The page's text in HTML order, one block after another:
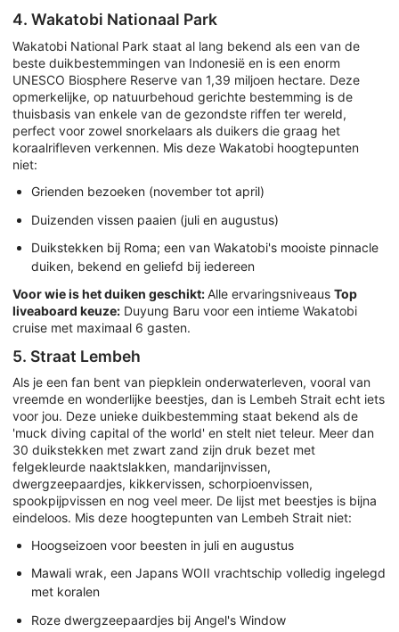
4. Wakatobi Nationaal Park
Wakatobi National Park staat al lang bekend als een van de
beste duikbestemmingen van Indonesië en is een enorm
UNESCO Biosphere Reserve van 1,39 miljoen hectare. Deze
opmerkelijke, op natuurbehoud gerichte bestemming is de
thuisbasis van enkele van de gezondste riffen ter wereld,
perfect voor zowel snorkelaars als duikers die graag het
koraalrifleven verkennen. Mis deze Wakatobi hoogtepunten
niet:
Grienden bezoeken (november tot april)
Duizenden vissen paaien (juli en augustus)
Duikstekken bij Roma; een van Wakatobi's mooiste pinnacle
duiken, bekend en geliefd bij iedereen
Voor wie is het duiken geschikt:Alle ervaringsniveaus Top
liveaboard keuze: Duyung Baru voor een intieme Wakatobi
cruise met maximaal 6 gasten.
5. Straat Lembeh
Als je een fan bent van piepklein onderwaterleven, vooral van
vreemde en wonderlijke beestjes, dan is Lembeh Strait echt iets
voor jou. Deze unieke duikbestemming staat bekend als de
'muck diving capital of the world' en stelt niet teleur. Meer dan
30 duikstekken met zwart zand zijn druk bezet met
felgekleurde naaktslakken, mandarijnvissen,
dwergzeepaardjes, kikkervissen, schorpioenvissen,
spookpijpvissen en nog veel meer. De lijst met beestjes is bijna
eindeloos. Mis deze hoogtepunten van Lembeh Strait niet:
Hoogseizoen voor beesten in juli en augustus
Mawali wrak, een Japans WOII vrachtschip volledig ingelegd
met koralen
Roze dwergzeepaardjes bij Angel's Window